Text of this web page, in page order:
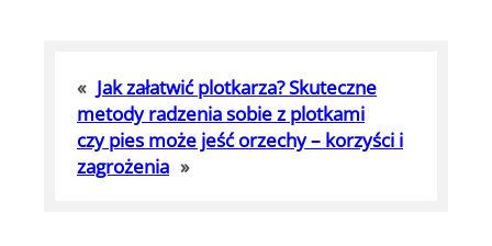
« Jak załatwić plotkarza? Skuteczne
metody radzenia sobie z plotkami
czy pies może jeść orzechy – korzyści i
zagrożenia »